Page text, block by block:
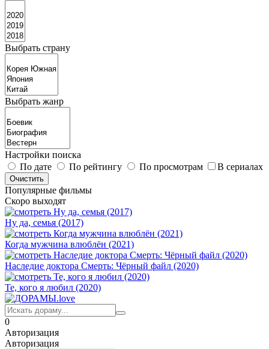
Выбрать страну
Выбрать жанр
Настройки поиска
По дате
По рейтингу По просмотрам В сериалах
Популярные фильмы
Скоро выходят
Ну да, семья (2017)
Когда мужчина влюблён (2021)
Наследие доктора Смерть: Чёрный файл (2020)
Те, кого я любил (2020)
0
Авторизация
Авторизация